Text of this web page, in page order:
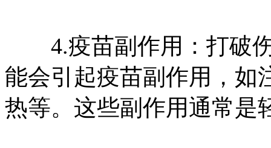
4.疫苗副作用：打破伤
能会引起疫苗副作用，如
热等。这些副作用通常是